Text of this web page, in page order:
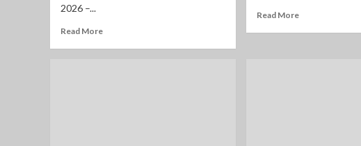
2026 –...
Read More
Read More